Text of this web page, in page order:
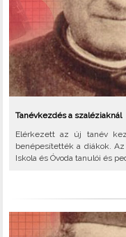
Tanévkezdés a szaléziaknál
Elérkezett az új tanév
benépesítették a diákok.
Iskola és Óvoda tanulói és